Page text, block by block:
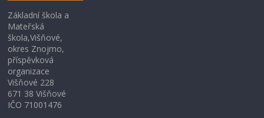
Základní škola a
Mateřská
škola,Višňové,
okres Znojmo,
příspěvková
organizace
Višňové 228
671 38 Višňové
IČO 71001476